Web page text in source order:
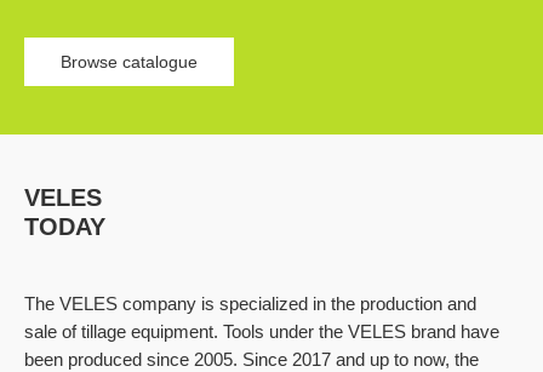
Browse catalogue
VELES
TODAY
The VELES company is specialized in the production and
sale of tillage equipment. Tools under the VELES brand have
been produced since 2005. Since 2017 and up to now, the